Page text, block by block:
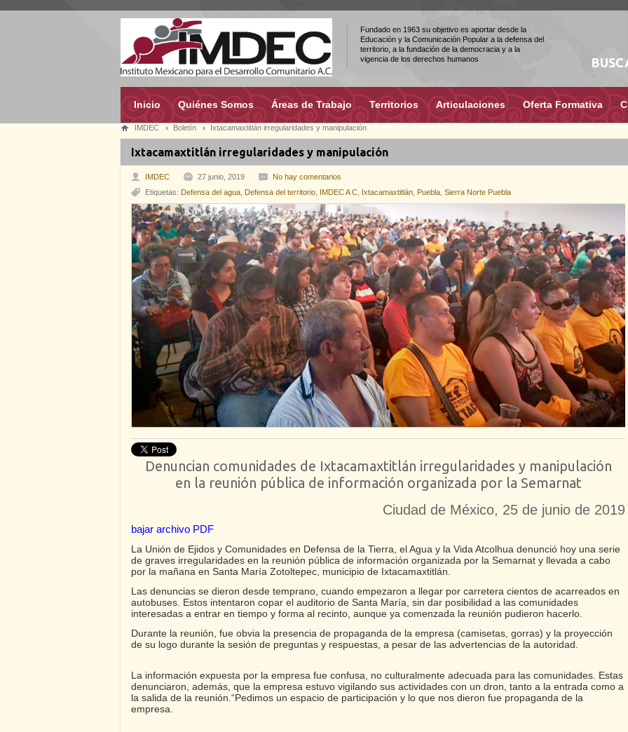
Fundado en 1963 su objetivo es aportar desde la
Educación y la Comunicación Popular a la defensa del
territorio, a la fundación de la democracia y a la
vigencia de los derechos humanos
Inicio Quiénes Somos Áreas de Trabajo Territorios Articulaciones Oferta Formativa
IMDEC Boletín Ixtacamaxtitlán irregularidades y manipulación
Ixtacamaxtitlán irregularidades y manipulación
IMDEC 27 junio, 2019
No hay comentarios
Etiquetas: Defensa del agua Defensa del territorio IMDEC A C Ixtacamaxtitlán Puebla Sierra Norte Puebla
Denuncian comunidades de Ixtacamaxtitlán irregularidades y manipulación
en la reunión pública de información organizada por la Semarnat
Ciudad de México, 25 de junio de 2019
bajar archivo PDF
La Unión de Ejidos y Comunidades en Defensa de la Tierra, el Agua y la Vida Atcolhua denunció hoy una serie
de graves irregularidades en la reunión pública de información organizada por la Semarnat y llevada a cabo
por la mañana en Santa María Zotoltepec, municipio de Ixtacamaxtitlán.
Las denuncias se dieron desde temprano, cuando empezaron a llegar por carretera cientos de acarreados en
autobuses. Estos intentaron copar el auditorio de Santa María, sin dar posibilidad a las comunidades
interesadas a entrar en tiempo y forma al recinto, aunque ya comenzada la reunión pudieron hacerlo.
Durante la reunión, fue obvia la presencia de propaganda de la empresa (camisetas, gorras) y la proyección
de su logo durante la sesión de preguntas y respuestas, a pesar de las advertencias de la autoridad.
La información expuesta por la empresa fue confusa, no culturalmente adecuada para las comunidades. Estas
denunciaron, además, que la empresa estuvo vigilando sus actividades con un dron, tanto a la entrada como a
la salida de la reunión.“Pedimos un espacio de participación y lo que nos dieron fue propaganda de la
empresa.